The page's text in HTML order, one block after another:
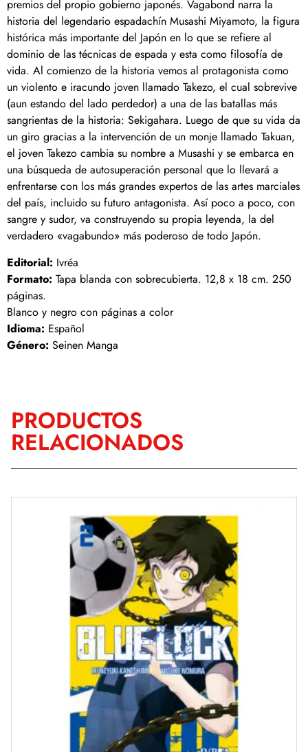
premios del propio gobierno japonés. Vagabond narra la
historia del legendario espadachín Musashi Miyamoto, la figura
histórica más importante del Japón en lo que se refiere al
dominio de las técnicas de espada y esta como filosofía de
vida. Al comienzo de la historia vemos al protagonista como
un violento e iracundo joven llamado Takezo, el cual sobrevive
(aun estando del lado perdedor) a una de las batallas más
sangrientas de la historia: Sekigahara. Luego de que su vida da
un giro gracias a la intervención de un monje llamado Takuan,
el joven Takezo cambia su nombre a Musashi y se embarca en
una búsqueda de autosuperación personal que lo llevará a
enfrentarse con los más grandes expertos de las artes marciales
del país, incluido su futuro antagonista. Así poco a poco, con
sangre y sudor, va construyendo su propia leyenda, la del
verdadero «vagabundo» más poderoso de todo Japón.
Editorial: Ivréa
Formato: Tapa blanda con sobrecubierta. 12,8 x 18 cm. 250
páginas.
Blanco y negro con páginas a color
Idioma: Español
Género: Seinen Manga
PRODUCTOS
RELACIONADOS